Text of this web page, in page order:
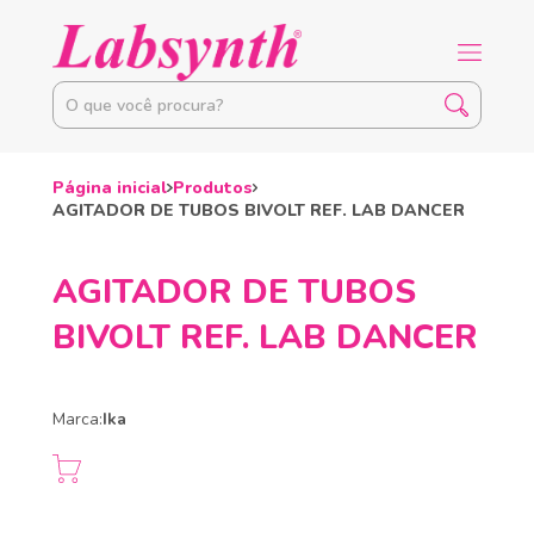
Página inicial Produtos
AGITADOR DE TUBOS BIVOLT REF. LAB DANCER
AGITADOR DE TUBOS
BIVOLT REF. LAB DANCER
Marca:Ika